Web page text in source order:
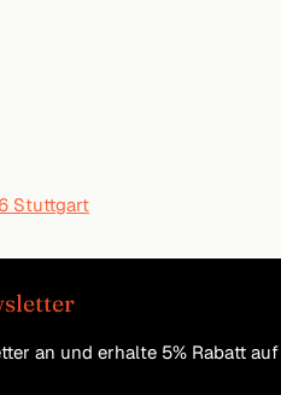
Stuttgart
an und erhalte 5% Rabatt auf